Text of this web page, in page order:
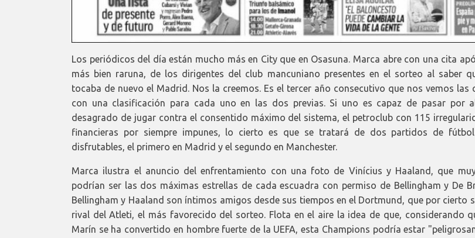
Los periódicos del día están mucho más en City que en Osasuna. Marca abre con una cita
más bien raruna, de los dirigentes del club mancuniano presentes en el sorteo al saber
tocaba de nuevo el Madrid. Nos la creemos. Es el tercer año consecutivo que nos vemos las
con una clasificación para cada uno en las dos previas. Si uno es capaz de pasar por
desagrado de jugar contra el consentido máximo del sistema, el petroclub con 115
financieras por siempre impunes, lo cierto es que se tratará de dos partidos de
disfrutables, el primero en Madrid y el segundo en Manchester.
Marca ilustra el anuncio del enfrentamiento con una foto de Vinícius y Haaland, que
podrían ser las dos máximas estrellas de cada escuadra con permiso de Bellingham y De
Bellingham y Haaland son íntimos amigos desde sus tiempos en el Dortmund, que por cierto
rival del Atleti, el más favorecido del sorteo. Flota en el aire la idea de que, considerando
Marín se ha convertido en hombre fuerte de la UEFA, esta Champions podría estar